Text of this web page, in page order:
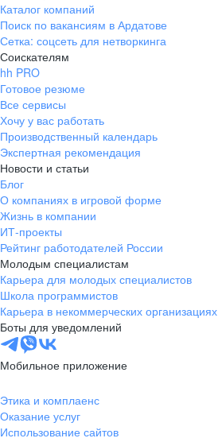
Каталог компаний
Поиск по вакансиям в Ардатове
Сетка: соцсеть для нетворкинга
Соискателям
hh PRO
Готовое резюме
Все сервисы
Хочу у вас работать
Производственный календарь
Экспертная рекомендация
Новости и статьи
Блог
О компаниях в игровой форме
Жизнь в компании
ИТ-проекты
Рейтинг работодателей России
Молодым специалистам
Карьера для молодых специалистов
Школа программистов
Карьера в некоммерческих организациях
Боты для уведомлений
Мобильное приложение
Этика и комплаенс
Оказание услуг
Использование сайтов